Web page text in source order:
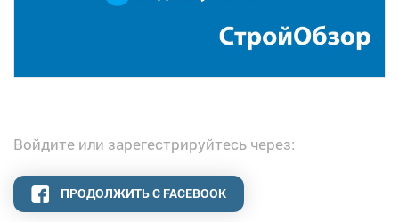
Войдите или зарегестрируйтесь через:
ПРОДОЛЖИТЬ С FACEBOOK